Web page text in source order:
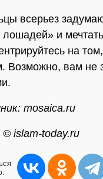
всерьез
лошадей» и
на
Возможно, вам не
mosaica.ru
islam-today.ru